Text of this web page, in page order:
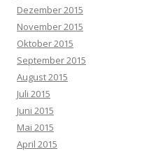
Dezember 2015
November 2015
Oktober 2015
September 2015
August 2015
Juli 2015
Juni 2015
Mai 2015
April 2015